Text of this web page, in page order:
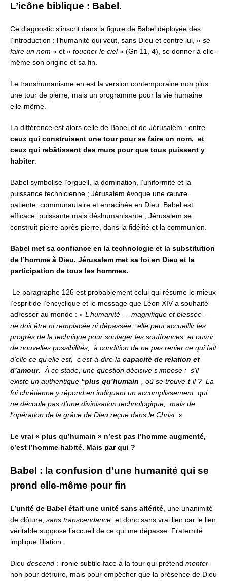
L’icône biblique : Babel.
Ce diagnostic s’inscrit dans la figure de Babel déployée dès
l’introduction : l’humanité qui veut, sans Dieu et contre lui, « se
faire un nom » et « toucher le ciel» (Gn 11, 4), se donner à elle-
même son origine et sa fin.
Le transhumanisme en est la version contemporaine non plus
une tour de pierre, mais un programme pour la vie humaine
elle-même.
La différence est alors celle de Babel et de Jérusalem : entre
ceux qui construisent une tour pour se faire un nom, et
ceux qui rebâtissent des murs pour que tous puissent y
habiter.
Babel symbolise l’orgueil, la domination, l’uniformité et la
puissance technicienne ; Jérusalem évoque une œuvre
patiente, communautaire et enracinée en Dieu. Babel est
efficace, puissante mais déshumanisante ; Jérusalem se
construit pierre après pierre, dans la fidélité et la communion.
Babel met sa confiance en la technologie et la substitution
de l’homme à Dieu. Jérusalem met sa foi en Dieu et la
participation de tous les hommes.
Le paragraphe 126 est probablement celui qui résume le mieux
l’esprit de l’encyclique et le message que Léon XIV a souhaité
adresser au monde : « L’humanité — magnifique et blessée —
ne doit être ni remplacée ni dépassée : elle peut accueillir les
progrès de la technique pour soulager les souffrances et ouvrir
de nouvelles possibilités, à condition de ne pas renier ce qui fait
d’elle ce qu’elle est, c’est-à-dire la capacité de relation et
d’amour. À ce stade, une question décisive s’impose : s’il
existe un authentique ‘‘plus qu’humain’’, où se trouve-t-il ? La
foi chrétienne y répond en indiquant un accomplissement qui
ne découle pas d’une divinisation technologique, mais de
l’opération de la grâce de Dieu reçue dans le Christ. »
Le vrai « plus qu’humain » n’est pas l’homme augmenté,
c’est l’homme habité. Mais par qui ?
Babel : la confusion d’une humanité qui se
prend elle-même pour fin
L’unité de Babel était une unité sans altérité , une unanimité
de clôture, sans transcendance , et donc sans vrai lien car le lien
véritable suppose l’accueil de ce qui me dépasse. Fraternité
implique filiation.
Dieu descend : ironie subtile face à la tour qui prétend monter
non pour détruire, mais pour empêcher que la présence de Dieu